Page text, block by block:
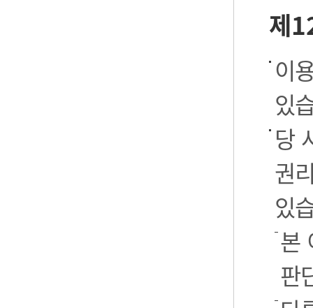
제
이
있
당
권
있
본
판